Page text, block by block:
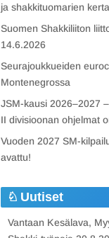
ja shakkituomarien
Suomen Shakkiliiton
14.6.2026
Seurajoukkueiden
Montenegrossa
JSM-kausi 2026–2027
II divisioonan ohjelmat
Vuoden 2027 SM-
avattu!
Uutiset
Vantaan Kesälava,